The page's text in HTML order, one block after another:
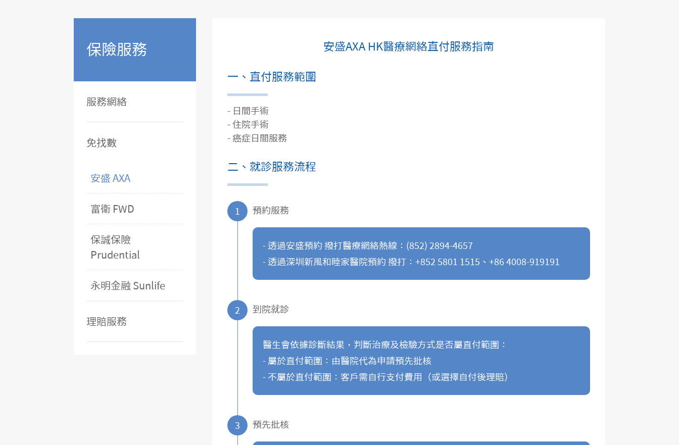
保險服務
服務網絡
免找數
安盛 AXA
富衛 FWD
保誠保險
Prudential
永明金融 Sunlife
理賠服務
安盛AXA HK醫療網絡直付服務指南
一、直付服務範圍
- 日間手術
- 住院手術
- 癌症日間服務
二、就診服務流程
1 預約服務
- 透過安盛預約 撥打醫療網絡熱線：(852) 2894-4657
- 透過深圳新風和睦家醫院預約 撥打：+852 5801 1515、+86 4008-919191
2 到院就診
醫生會依據診斷結果，判斷治療及檢驗方式是否屬直付範圍：
- 屬於直付範圍：由醫院代為申請預先批核
- 不屬於直付範圍：客戶需自行支付費用（或選擇自付後理賠）
3 預先批核